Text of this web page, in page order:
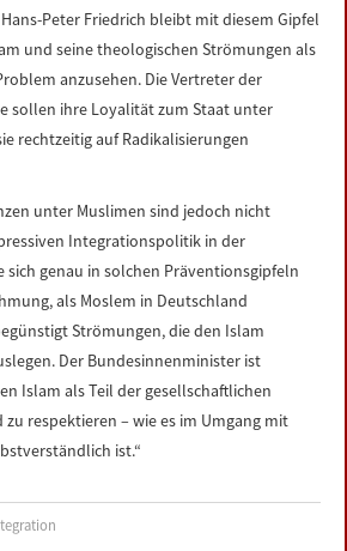
Peter Friedrich bleibt mit diesem Gipfel
und seine theologischen Strömungen als
anzusehen. Die Vertreter der
sollen ihre Loyalität zum Staat unter
rechtzeitig auf Radikalisierungen
unter Muslimen sind jedoch nicht
Integrationspolitik in der
sich genau in solchen Präventionsgipfeln
als Moslem in Deutschland
Strömungen, die den Islam
Der Bundesinnenminister ist
Islam als Teil der gesellschaftlichen
respektieren – wie es im Umgang mit
ist.“